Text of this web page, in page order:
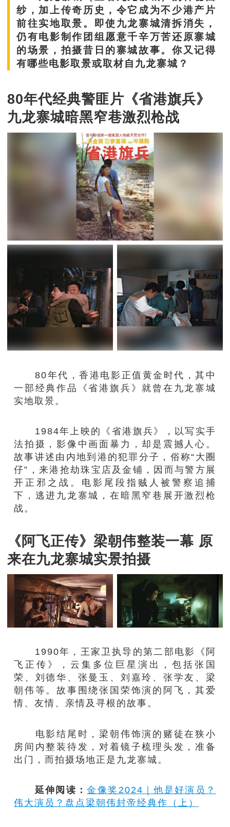
纱，加上传奇历史，令它成为不少港产片
前往实地取景。即使九龙寨城清拆消失，
仍有电影制作团组愿意千辛万苦还原寨城
的场景，拍摄昔日的寨城故事。你又记得
有哪些电影取景或取材自九龙寨城？
80年代经典警匪片《省港旗兵》
九龙寨城暗黑窄巷激烈枪战
80年代，香港电影正值黄金时代，其中
一部经典作品《省港旗兵》就曾在九龙寨城
实地取景。
1984年上映的《省港旗兵》，以写实手
法拍摄，影像中画面暴力，却是震撼人心。
故事讲述由内地到港的犯罪分子，俗称“大圈
仔”，来港抢劫珠宝店及金铺，因而与警方展
开正邪之战。电影尾段指贼人被警察追捕
下，逃进九龙寨城，在暗黑窄巷展开激烈枪
战。
《阿飞正传》梁朝伟整装一幕 原
来在九龙寨城实景拍摄
1990年，王家卫执导的第二部电影《阿
飞正传》，云集多位巨星演出，包括张国
荣、刘德华、张曼玉、刘嘉玲、张学友、梁
朝伟等。故事围绕张国荣饰演的阿飞，其爱
情、友情、亲情及寻根的故事。
电影结尾时，梁朝伟饰演的赌徒在狭小
房间内整装待发，对着镜子梳理头发，准备
出门，而拍摄场地正是九龙寨城。
延伸阅读：金像奖2024｜他是好演员？
伟大演员？盘点梁朝伟封帝经典作（上）